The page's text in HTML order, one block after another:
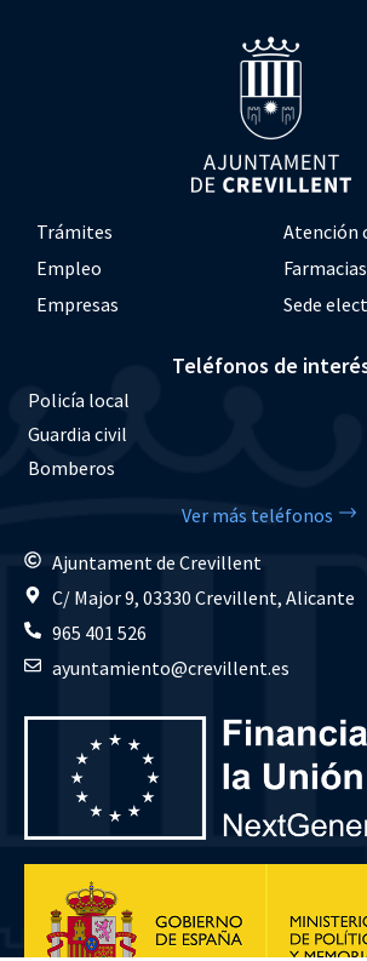
Trámites
Atención
Empleo
Farmacias
Empresas
Sede
Teléfonos de
Policía local
Guardia civil
Bomberos
Ver más teléfonos
Ajuntament de Crevillent
C/ Major 9, 03330 Crevillent, Alicante
965 401 526
ayuntamiento@crevillent.es